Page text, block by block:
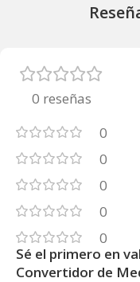
0 reseñas
0
0
0
0
0
Sé el primero en
Convertidor de